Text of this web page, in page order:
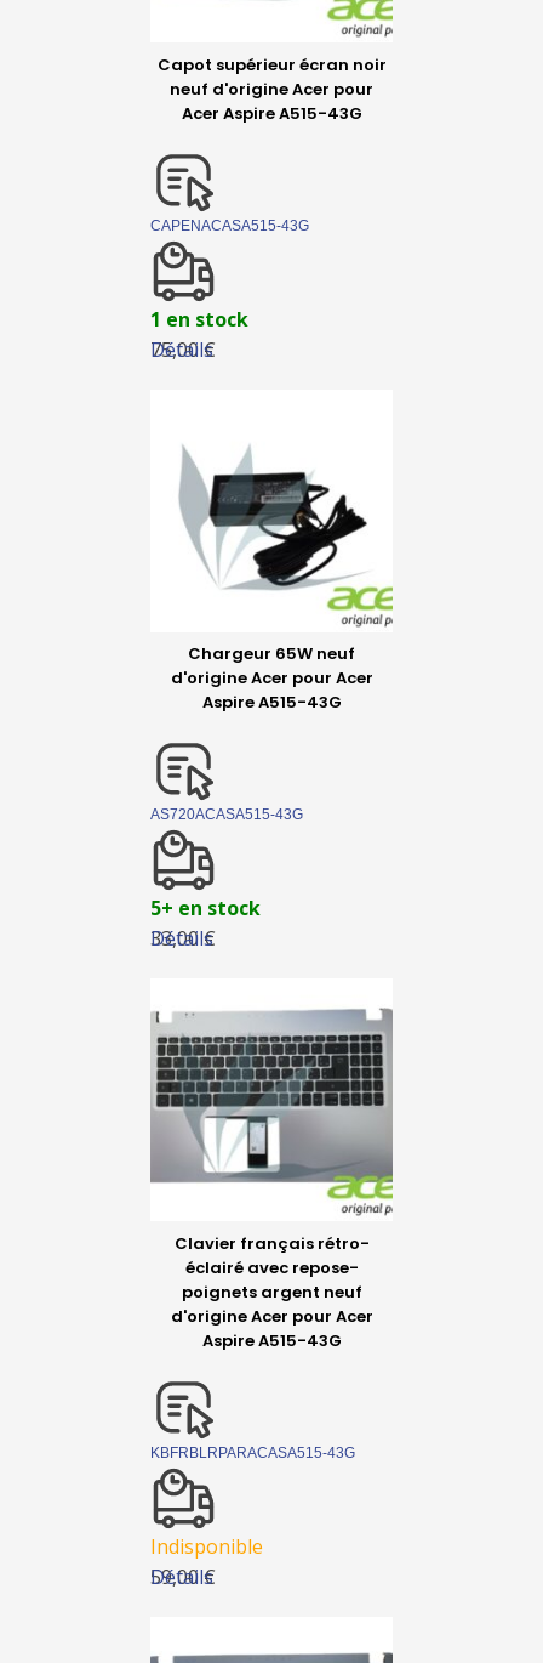
Détails
Capot supérieur écran noir
neuf d'origine Acer pour
Acer Aspire A515-43G
CAPENACASA515-43G
1 en stock
75,00 €
Détails
Chargeur 65W neuf
d'origine Acer pour Acer
Aspire A515-43G
AS720ACASA515-43G
5+ en stock
33,00 €
Détails
Clavier français rétro-
éclairé avec repose-
poignets argent neuf
d'origine Acer pour Acer
Aspire A515-43G
KBFRBLRPARACASA515-43G
Indisponible
59,00 €